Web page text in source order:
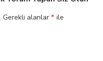
Gerekli alanlar * ile